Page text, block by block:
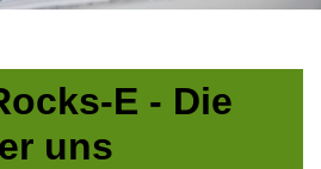
E - Die
uns